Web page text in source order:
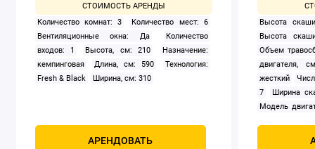
Количество комнат: 3
Количество мест: 6
Вентиляционные окна: Да
Количество
входов: 1
Высота, см: 210
Назначение:
кемпинговая
Длина, см: 590
Технология:
Fresh & Black
Ширина, см: 310
АРЕНДОВАТЬ
Высота
Высота
Объем
двигателя,
жесткий
7
Ширина
Модель